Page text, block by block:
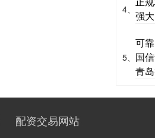
4、 强
5、
可
国
青
配资交易网站